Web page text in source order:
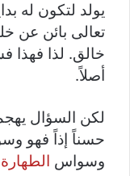
يولد لتكون له
تعالى بائن عن
خالق. لذا فهذا
أصلاً.
لكن السؤال
حسناً إذاً فهو
وسواس